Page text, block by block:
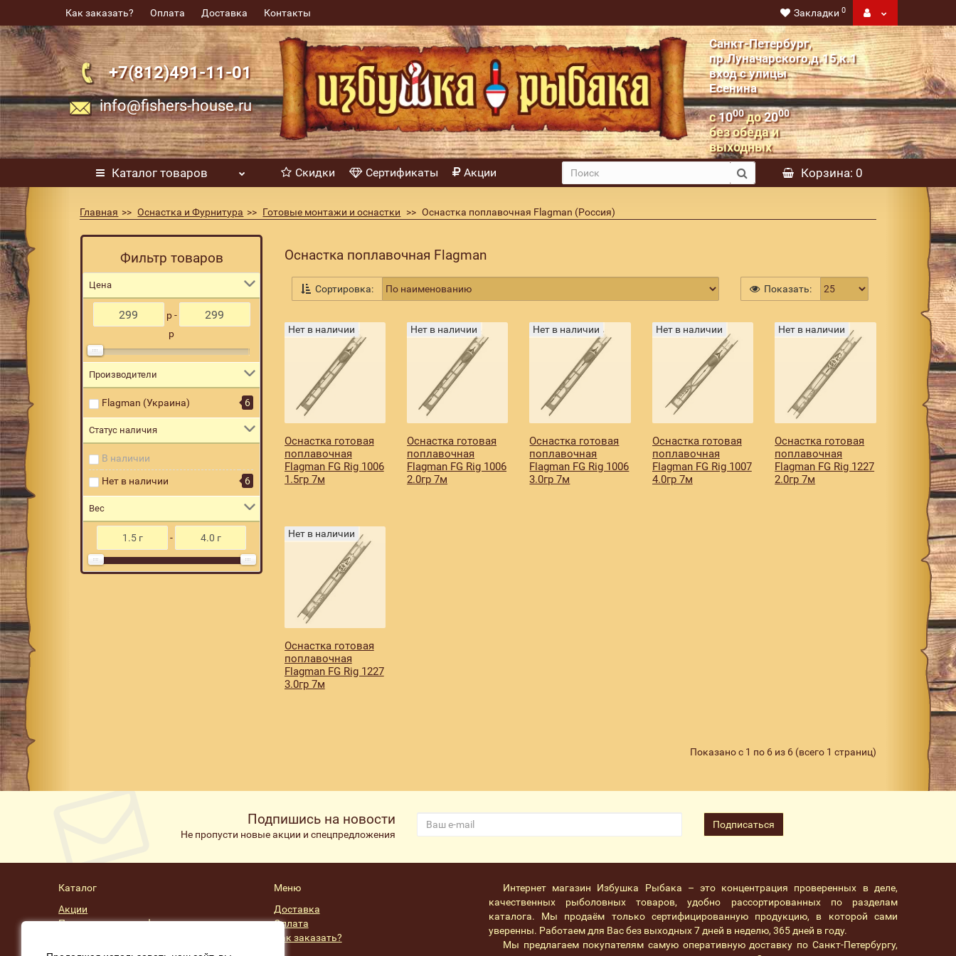
Как заказать? Оплата Доставка Контакты Закладки 0
+7(812)491-11-01
info@fishers-house.ru
Санкт-Петербург,
пр.Луначарского,д.15,к.1
вход с улицы
Есенина
с1000до2000
без обеда и
выходных
Каталог товаров Скидки Сертификаты Акции Корзина: 0
Главная Оснастка и Фурнитура Готовые монтажи и оснастки Оснастка поплавочная Flagman (Россия)
Фильтр товаров
Цена
р -
р
Производители
Flagman (Украина) 6
Статус наличия
В наличии
Нет в наличии
6
Вес
-
Оснастка поплавочная Flagman
Сортировка: Показать:
Нет в наличии
Оснастка готовая
поплавочная
Flagman FG Rig 1006
1.5гр 7м
Нет в наличии
Оснастка готовая
поплавочная
Flagman FG Rig 1006
2.0гр 7м
Нет в наличии
Оснастка готовая
поплавочная
Flagman FG Rig 1006
3.0гр 7м
Нет в наличии
Оснастка готовая
поплавочная
Flagman FG Rig 1007
4.0гр 7м
Нет в наличии
Оснастка готовая
поплавочная
Flagman FG Rig 1227
2.0гр 7м
Нет в наличии
Оснастка готовая
поплавочная
Flagman FG Rig 1227
3.0гр 7м
Показано с 1 по 6 из 6 (всего 1 страниц)
Подпишись на новости
Не пропусти новые акции и спецпредложения
Подписаться
Каталог
Акции
Подарочные сертификаты
Меню
Доставка
Оплата
Как заказать?
Интернет магазин Избушка Рыбака – это концентрация проверенных в деле,
качественных рыболовных товаров, удобно рассортированных по разделам
каталога. Мы продаём только сертифицированную продукцию, в которой сами
уверенны. Работаем для Вас без выходных 7 дней в неделю, 365 дней в году.
Мы предлагаем покупателям самую оперативную доставку по Санкт-Петербургу,